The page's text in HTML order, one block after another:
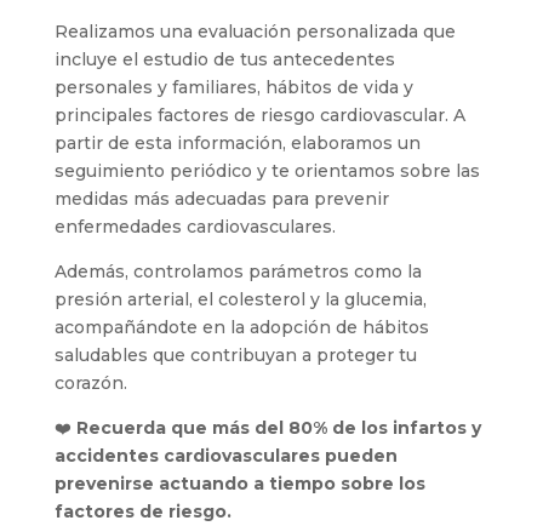
Realizamos una evaluación personalizada que
incluye el estudio de tus antecedentes
personales y familiares, hábitos de vida y
principales factores de riesgo cardiovascular. A
partir de esta información, elaboramos un
seguimiento periódico y te orientamos sobre las
medidas más adecuadas para prevenir
enfermedades cardiovasculares.
Además, controlamos parámetros como la
presión arterial, el colesterol y la glucemia,
acompañándote en la adopción de hábitos
saludables que contribuyan a proteger tu
corazón.
❤️ Recuerda que más del 80% de los infartos y
accidentes cardiovasculares pueden
prevenirse actuando a tiempo sobre los
factores de riesgo.